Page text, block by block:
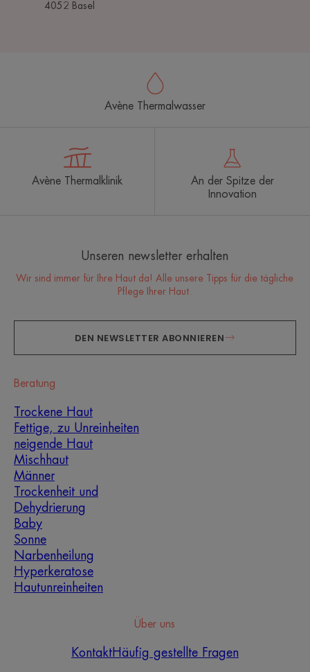
4052 Basel
sollten Sie annehmen?
Identifizieren Sie mit der Hilfe unserer Experten,
die am besten geeignete Hautpflege-Routine für
Sie.
Avène Thermalwasser
Avène Thermalklinik
An der Spitze der
Innovation
Unseren newsletter erhalten
Wir sind immer für Ihre Haut da! Alle unsere Tipps für die tägliche
Pflege Ihrer Haut.
DEN NEWSLETTER ABONNIEREN
Beratung
Trockene Haut
Fettige, zu Unreinheiten
neigende Haut
Mischhaut
Männer
Trockenheit und
Dehydrierung
Baby
Sonne
Narbenheilung
Hyperkeratose
Hautunreinheiten
Über uns
KontaktHäufig gestellte Fragen